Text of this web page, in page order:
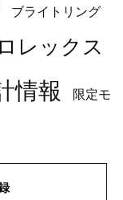
ブライトリング
ロレックス
情報 限定モ